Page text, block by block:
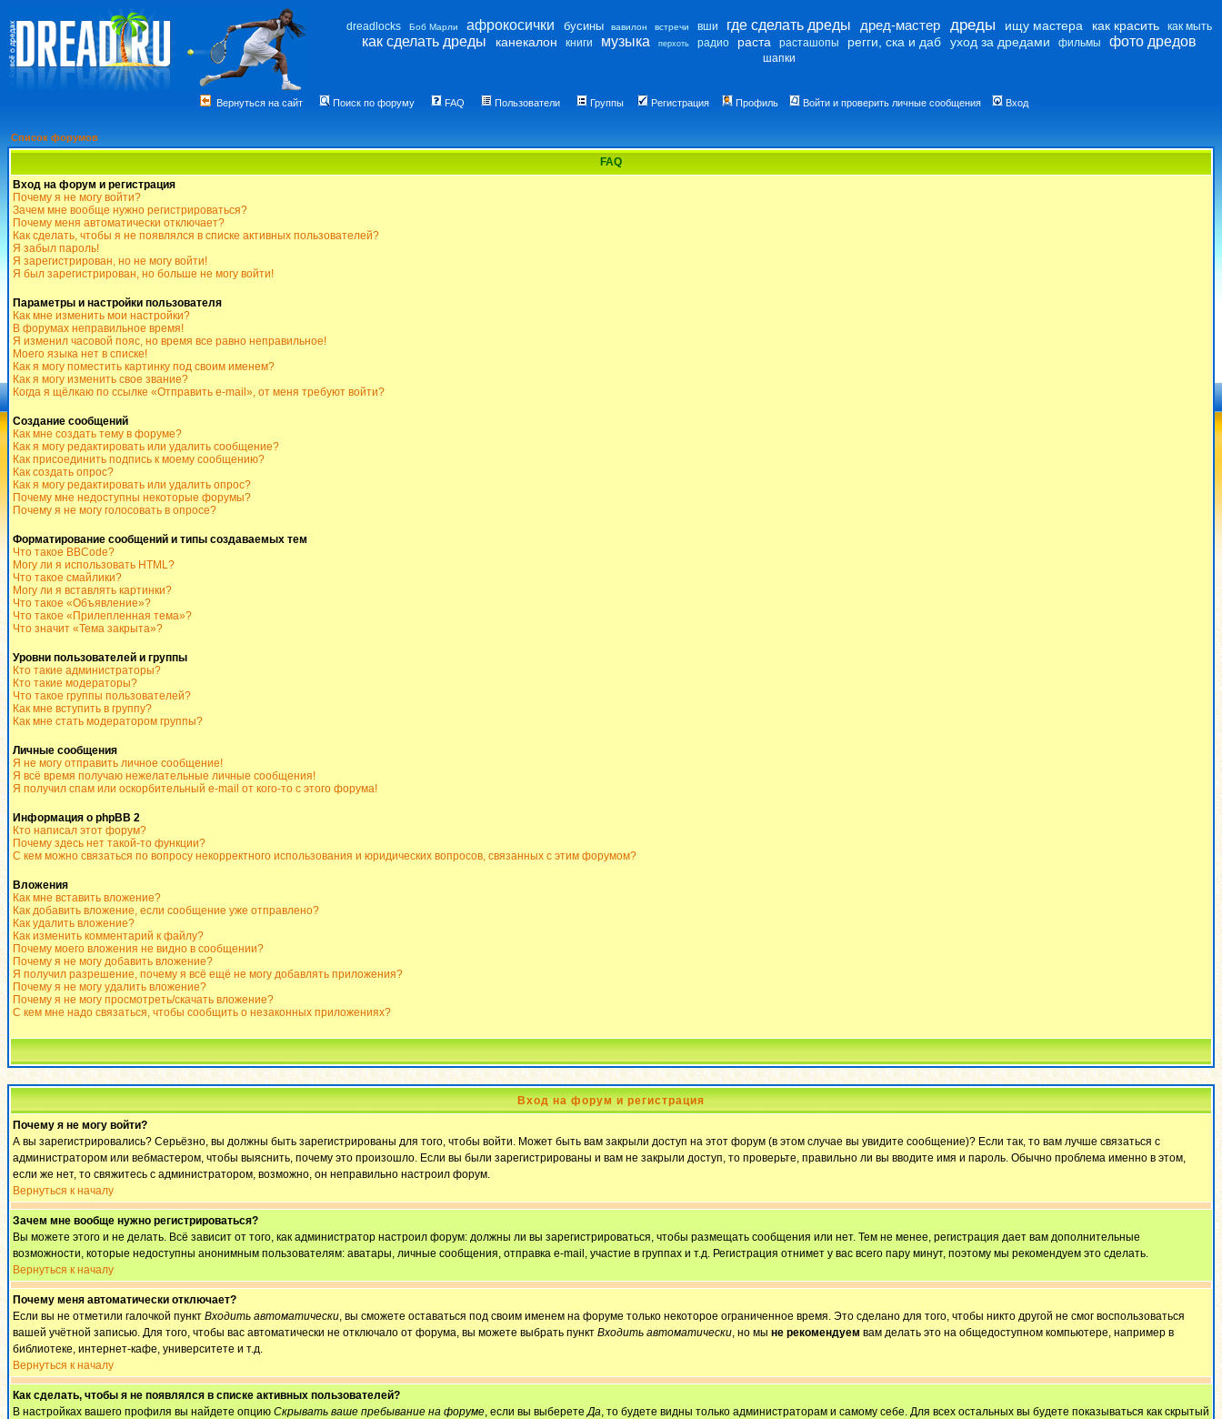
dreadlocks Боб Марли афрокосички бусины вавилон встречи вши где сделать дреды дред-мастер дреды ищу мастера как красить как мыть
как сделать дреды канекалон книги музыка перхоть радио раста расташопы регги, ска и даб уход за дредами фильмы фото дредов
шапки
Вернуться на сайт Поиск по форуму FAQ Пользователи Группы Регистрация Профиль Войти и проверить личные сообщения Вход
Список форумов
FAQ
Вход на форум и регистрация
Почему я не могу войти?
Зачем мне вообще нужно регистрироваться?
Почему меня автоматически отключает?
Как сделать, чтобы я не появлялся в списке активных пользователей?
Я забыл пароль!
Я зарегистрирован, но не могу войти!
Я был зарегистрирован, но больше не могу войти!
Параметры и настройки пользователя
Как мне изменить мои настройки?
В форумах неправильное время!
Я изменил часовой пояс, но время все равно неправильное!
Моего языка нет в списке!
Как я могу поместить картинку под своим именем?
Как я могу изменить свое звание?
Когда я щёлкаю по ссылке «Отправить e-mail», от меня требуют войти?
Создание сообщений
Как мне создать тему в форуме?
Как я могу редактировать или удалить сообщение?
Как присоединить подпись к моему сообщению?
Как создать опрос?
Как я могу редактировать или удалить опрос?
Почему мне недоступны некоторые форумы?
Почему я не могу голосовать в опросе?
Форматирование сообщений и типы создаваемых тем
Что такое BBCode?
Могу ли я использовать HTML?
Что такое смайлики?
Могу ли я вставлять картинки?
Что такое «Объявление»?
Что такое «Прилепленная тема»?
Что значит «Тема закрыта»?
Уровни пользователей и группы
Кто такие администраторы?
Кто такие модераторы?
Что такое группы пользователей?
Как мне вступить в группу?
Как мне стать модератором группы?
Личные сообщения
Я не могу отправить личное сообщение!
Я всё время получаю нежелательные личные сообщения!
Я получил спам или оскорбительный e-mail от кого-то с этого форума!
Информация о phpBB 2
Кто написал этот форум?
Почему здесь нет такой-то функции?
С кем можно связаться по вопросу некорректного использования и юридических вопросов, связанных с этим форумом?
Вложения
Как мне вставить вложение?
Как добавить вложение, если сообщение уже отправлено?
Как удалить вложение?
Как изменить комментарий к файлу?
Почему моего вложения не видно в сообщении?
Почему я не могу добавить вложение?
Я получил разрешение, почему я всё ещё не могу добавлять приложения?
Почему я не могу удалить вложение?
Почему я не могу просмотреть/скачать вложение?
С кем мне надо связаться, чтобы сообщить о незаконных приложениях?
Вход на форум и регистрация
Почему я не могу войти?
А вы зарегистрировались? Серьёзно, вы должны быть зарегистрированы для того, чтобы войти. Может быть вам закрыли доступ на этот форум (в этом случае вы увидите сообщение)? Если так, то вам лучше связаться с
администратором или вебмастером, чтобы выяснить, почему это произошло. Если вы были зарегистрированы и вам не закрыли доступ, то проверьте, правильно ли вы вводите имя и пароль. Обычно проблема именно в этом,
если же нет, то свяжитесь с администратором, возможно, он неправильно настроил форум.
Вернуться к началу
Зачем мне вообще нужно регистрироваться?
Вы можете этого и не делать. Всё зависит от того, как администратор настроил форум: должны ли вы зарегистрироваться, чтобы размещать сообщения или нет. Тем не менее, регистрация дает вам дополнительные
возможности, которые недоступны анонимным пользователям: аватары, личные сообщения, отправка e-mail, участие в группах и т.д. Регистрация отнимет у вас всего пару минут, поэтому мы рекомендуем это сделать.
Вернуться к началу
Почему меня автоматически отключает?
Если вы не отметили галочкой пункт Входить автоматически, вы сможете оставаться под своим именем на форуме только некоторое ограниченное время. Это сделано для того, чтобы никто другой не смог воспользоваться
вашей учётной записью. Для того, чтобы вас автоматически не отключало от форума, вы можете выбрать пункт Входить автоматически, но мы не рекомендуем вам делать это на общедоступном компьютере, например в
библиотеке, интернет-кафе, университете и т.д.
Вернуться к началу
Как сделать, чтобы я не появлялся в списке активных пользователей?
В настройках вашего профиля вы найдете опцию Скрывать ваше пребывание на форуме, если вы выберетеДа, то будете видны только администраторам и самому себе. Для всех остальных вы будете показываться как скрытый